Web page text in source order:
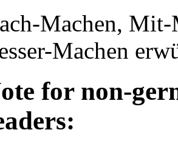
Machen, Mit-
Machen
for non-